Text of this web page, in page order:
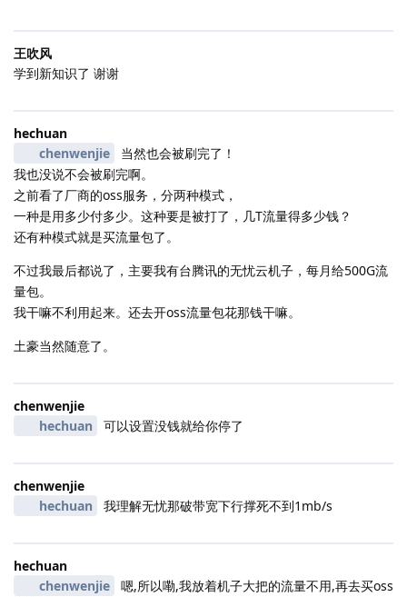
王吹风
学到新知识了 谢谢
hechuan
chenwenjie
当然也会被刷完了！
我也没说不会被刷完啊。
之前看了厂商的oss服务，分两种模式，
一种是用多少付多少。这种要是被打了，几T流量得多少钱？
还有种模式就是买流量包了。
不过我最后都说了，主要我有台腾讯的无忧云机子，每月给500G流
量包。
我干嘛不利用起来。还去开oss流量包花那钱干嘛。
土豪当然随意了。
chenwenjie
hechuan
可以设置没钱就给你停了
chenwenjie
hechuan
我理解无忧那破带宽下行撑死不到1mb/s
hechuan
chenwenjie
嗯,所以嘞,我放着机子大把的流量不用,再去买oss